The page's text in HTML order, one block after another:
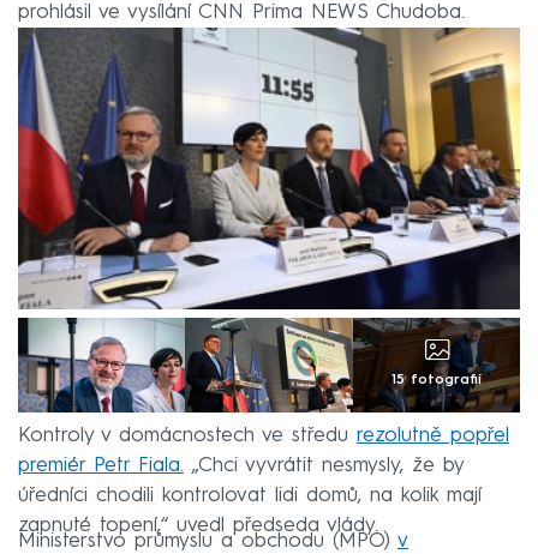
prohlásil ve vysílání CNN Prima NEWS Chudoba.
15 fotografií
Kontroly v domácnostech ve středu rezolutně popřel
premiér Petr Fiala. „Chci vyvrátit nesmysly, že by
úředníci chodili kontrolovat lidi domů, na kolik mají
zapnuté topení,“ uvedl předseda vlády.
Ministerstvo průmyslu a obchodu (MPO) v